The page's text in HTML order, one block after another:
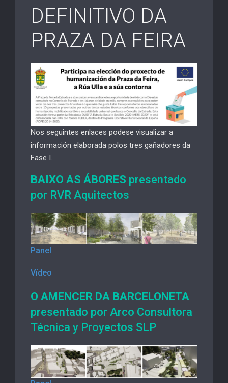
DEFINITIVO DA
PRAZA DA FEIRA
Nos seguintes enlaces podese visualizar a
información elaborada polos tres gañadores da
Fase I.
BAIXO AS ÁBORES presentado
por RVR Aquitectos
Panel
Vídeo
O AMENCER DA BARCELONETA
presentado por Arco Consultora
Técnica y Proyectos SLP